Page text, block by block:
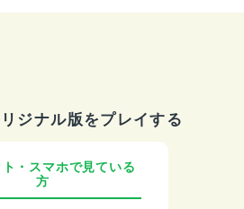
ジナル版をプレイする
・スマホで見ている
方